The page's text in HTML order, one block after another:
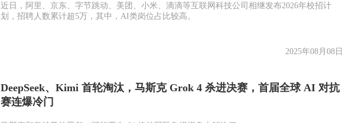
近日，阿里、京东、字节跳动、美团、小米、滴滴等互联网科技公司相继发布2026年校招计
划，招聘人数累计超5万，其中，AI类岗位占比较高。
2025年08月08日
DeepSeek、Kimi 首轮淘汰，马斯克 Grok 4 杀进决赛，首届全球 AI 对抗
赛连爆冷门